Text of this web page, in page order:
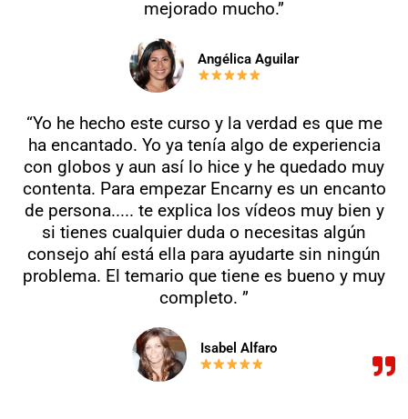
mejorado mucho.”
Angélica Aguilar
“Yo he hecho este curso y la verdad es que me
ha encantado. Yo ya tenía algo de experiencia
con globos y aun así lo hice y he quedado muy
contenta. Para empezar Encarny es un encanto
de persona..... te explica los vídeos muy bien y
si tienes cualquier duda o necesitas algún
consejo ahí está ella para ayudarte sin ningún
problema. El temario que tiene es bueno y muy
completo. ”
Isabel Alfaro